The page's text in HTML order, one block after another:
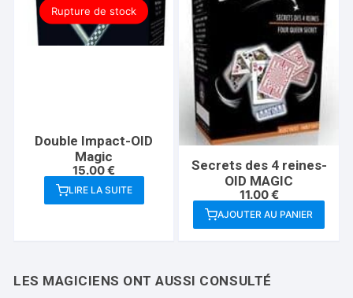
Rupture de stock
Double Impact-OID
Magic
15.00€
LIRE LA SUITE
Secrets des 4 reines-
OID MAGIC
11.00€
AJOUTER AU PANIER